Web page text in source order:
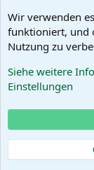
Wir verwenden
funktioniert, und
Nutzung zu
Siehe weitere
Einstellungen